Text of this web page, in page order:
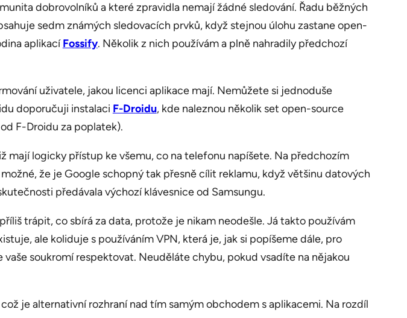
dobrovolníků a které zpravidla nemají žádné sledování. Řadu běžných
sedm známých sledovacích prvků, když stejnou úlohu zastane open-
aplikacíFossify. Několik z nich používám a plně nahradily předchozí
uživatele, jakou licenci aplikace mají. Nemůžete si jednoduše
doporučuji instalaci F-Droidu, kde naleznou několik set open-source
F-Droidu za poplatek).
logicky přístup ke všemu, co na telefonu napíšete. Na předchozím
že je Google schopný tak přesně cílit reklamu, když většinu datových
předávala výchozí klávesnice od Samsungu.
trápit, co sbírá za data, protože je nikam neodešle. Já takto používám
ale koliduje s používáním VPN, která je, jak si popíšeme dále, pro
soukromí respektovat. Neuděláte chybu, pokud vsadíte na nějakou
což je alternativní rozhraní nad tím samým obchodem s aplikacemi. Na rozdíl